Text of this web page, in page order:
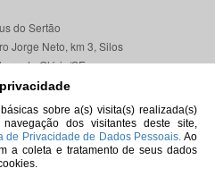
sobre a(s) visita(s) realizada(s)
dos visitantes deste site,
de Privacidade de Dados Pessoais. Ao
a coleta e tratamento de seus dados
do Sertão
Jorge Neto, km 3, Silos
da Glória/SE
000